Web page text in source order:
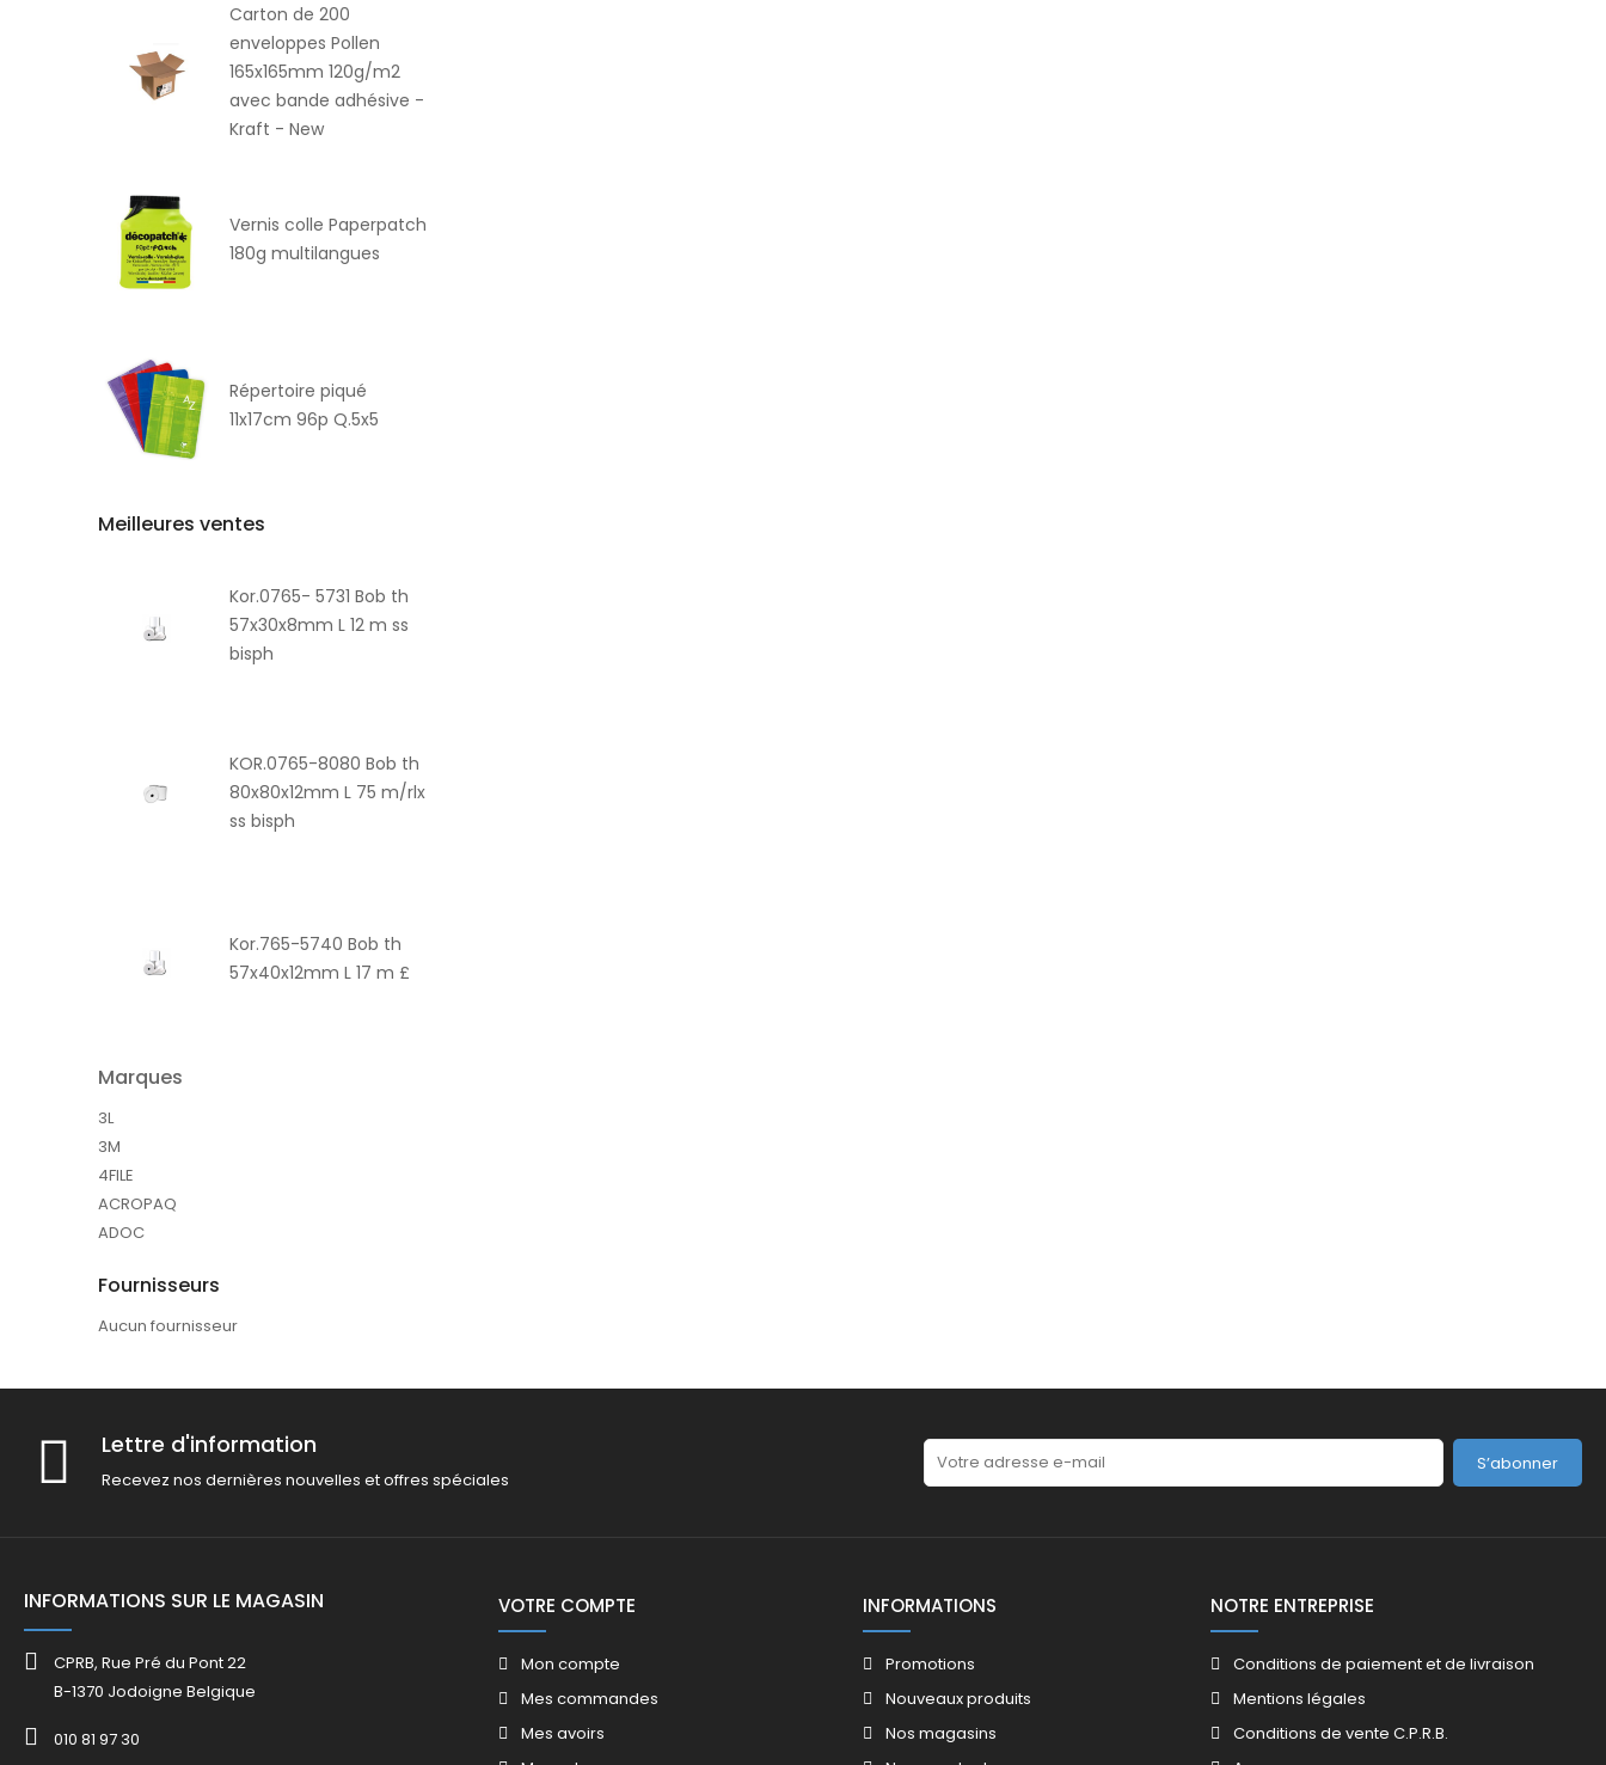
Carton de 200
enveloppes Pollen
165x165mm 120g/m2
avec bande adhésive -
Kraft - New
Vernis colle Paperpatch
180g multilangues
Répertoire piqué
11x17cm 96p Q.5x5
Meilleures ventes
Kor.0765- 5731 Bob th
57x30x8mm L 12 m ss
bisph
KOR.0765-8080 Bob th
80x80x12mm L 75 m/rlx
ss bisph
Kor.765-5740 Bob th
57x40x12mm L 17 m £
Marques
3L
3M
4FILE
ACROPAQ
ADOC
Fournisseurs
Aucun fournisseur
Lettre d'information
Recevez nos dernières nouvelles et offres spéciales
S’abonner
INFORMATIONS SUR LE MAGASIN
CPRB, Rue Pré du Pont 22
B-1370 Jodoigne Belgique
010 81 97 30
VOTRE COMPTE
Mon compte
Mes commandes
Mes avoirs​
INFORMATIONS
Promotions​
Nouveaux produits​
Nos magasins​
NOTRE ENTREPRISE
Conditions de paiement et de livraison
Mentions légales
Conditions de vente C.P.R.B.